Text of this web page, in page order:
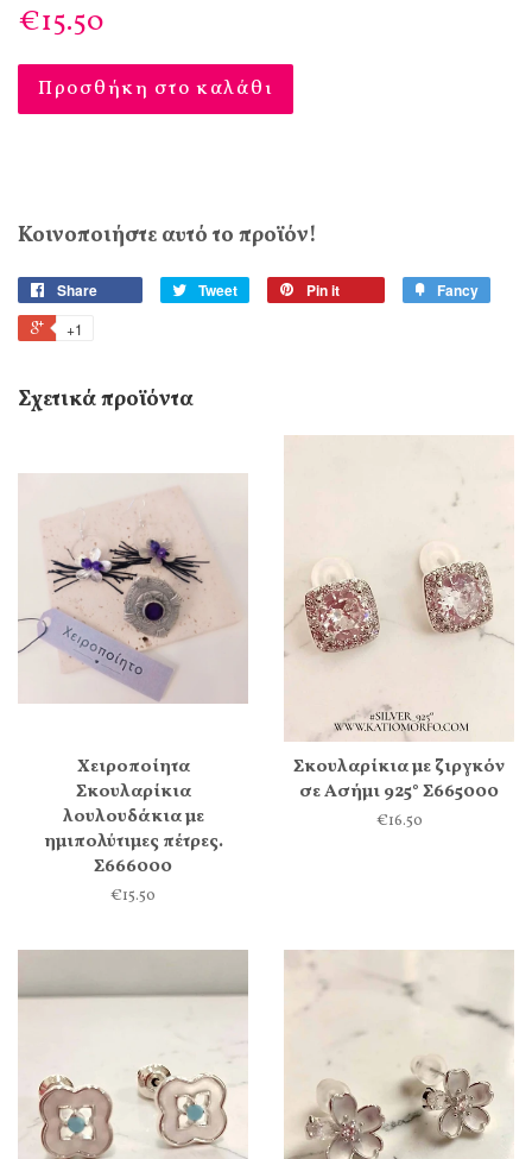
€15.50
Προσθήκη στο καλάθι
Κοινοποιήστε αυτό το προϊόν!
Share Tweet Pin it Fancy
+1
Σχετικά προϊόντα
Χειροποίητα
Σκουλαρίκια
λουλουδάκια με
ημιπολύτιμες πέτρες.
Σ666000
€15.50
Σκουλαρίκια με ζιργκόν
σε Ασήμι 925° Σ665000
€16.50